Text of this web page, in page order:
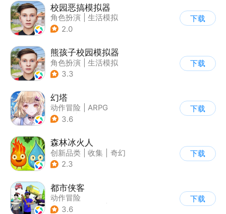
校园恶搞模拟器
角色扮演
生活模拟
| 写实
2.0
下载
熊孩子校园模拟器
角色扮演
生活模拟
| 写实
3.3
下载
幻塔
动作冒险
ARPG
| 奇幻
3.6
下载
森林冰火人
创新品类 收集
奇幻
| 儿童游戏
2.3
下载
都市侠客
动作冒险
| 第一人称射击
3.6
下载